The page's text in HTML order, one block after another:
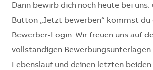
Dann bewirb dich noch heute bei
Button „Jetzt bewerben“ kommst du
Bewerber-Login. Wir freuen uns auf
vollständigen Bewerbungsunterlagen
Lebenslauf und deinen letzten beiden